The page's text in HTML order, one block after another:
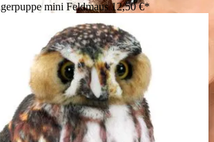
mini Feldmaus12,50 €*